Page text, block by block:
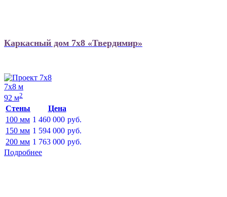
Каркасный дом 7х8 «Твердимир»
7х8 м
92 м2
Стены
Цена
100 мм 1 460 000 руб.
150 мм 1 594 000 руб.
200 мм 1 763 000 руб.
Подробнее